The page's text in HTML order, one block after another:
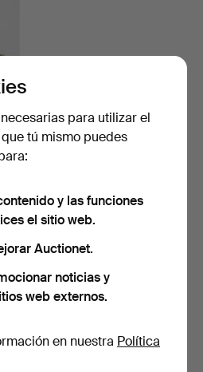
ennuestro archivo de
para utilizar el
tú mismo puedes
y las funciones
el sitio web.
Auctionet.
noticias y
web externos.
en nuestra Política